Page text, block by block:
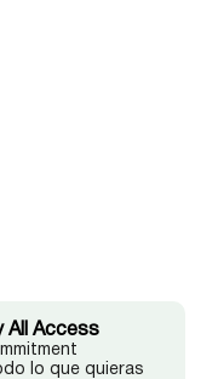
All Access
lo que quieras